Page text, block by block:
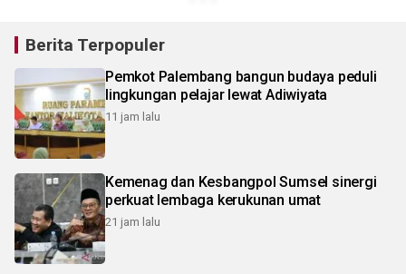
Berita Terpopuler
Pemkot Palembang bangun budaya peduli
lingkungan pelajar lewat Adiwiyata
11 jam lalu
Kemenag dan Kesbangpol Sumsel sinergi
perkuat lembaga kerukunan umat
21 jam lalu